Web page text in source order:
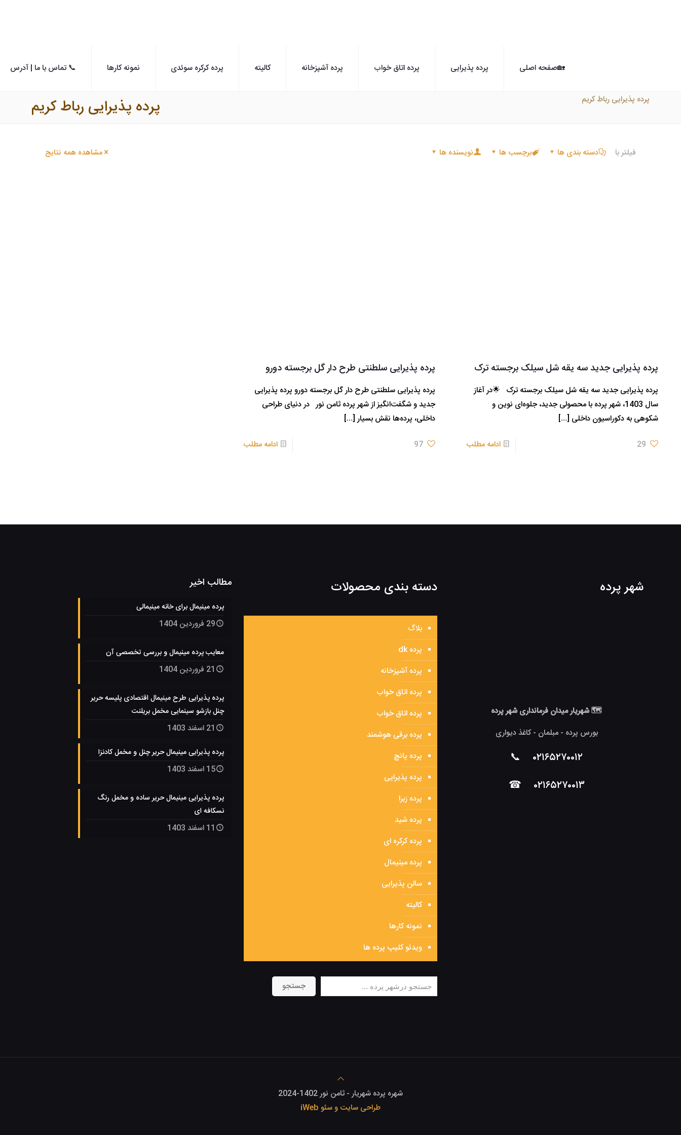
🏡صفحه اصلی پرده پذیرایی پرده اتاق خواب پرده آشپزخانه کالیته پرده کرکره سوئدی نمونه کارها 📞 تماس با ما | آدرس
پرده پذیرایی رباط کریم پرده پذیرایی رباط کریم
فیلتر با دسته بندی ها برچسب ها نویسنده ها مشاهده همه نتایج
پرده پذیرایی جدید سه یقه شل سیلک برجسته ترک
پرده پذیرایی جدید سه یقه شل سیلک برجسته ترک 🌟در آغاز
سال 1403، شهر پرده با محصولی جدید، جلوه‌ای نوین و
شکوهی به دکوراسیون داخلی […]
29 ادامه مطلب
پرده پذیرایی سلطنتی طرح دار گل برجسته دورو
پرده پذیرایی سلطنتی طرح دار گل برجسته دورو پرده پذیرایی
جدید و شگفت‌انگیز از شهر پرده ثامن نور در دنیای طراحی
داخلی، پرده‌ها نقش بسیار[…]
97 ادامه مطلب
شهر پرده
🗺 شهریار میدان فرمانداری شهر پرده
بورس پرده - مبلمان - کاغذ دیواری
۰۲۱۶۵۲۷۰۰۱۲ 📞
۰۲۱۶۵۲۷۰۰۱۳ ☎
دسته بندی محصولات
بلاگ
پرده dk
پرده آشپزخانه
پرده اتاق خواب
پرده اتاق خواب
پرده برقی هوشمند
پرده پانچ
پرده پذیرایی
پرده زبرا
پرده شید
پرده کرکره ای
پرده مینیمال
سالن پذیرایی
کالیته
نمونه کارها
ویدئو کلیپ پرده ها
جستجو جستجو
مطالب اخیر
پرده مینیمال برای خانه مینیمالی
29 فروردین 1404
معایب پرده مینیمال و بررسی تخصصی آن
21 فروردین 1404
پرده پذیرایی طرح مینیمال اقتصادی پلیسه حریر
چنل بازشو سینمایی مخمل بریلنت
21 اسفند 1403
پرده پذیرایی مینیمال حریر چنل و مخمل کادنزا
15 اسفند 1403
پرده پذیرایی مینیمال حریر ساده و مخمل رنگ
نسکافه ای
11 اسفند 1403
شهره پرده شهریار - ثامن نور 1402-2024
طراحی سایت و سئو iWeb